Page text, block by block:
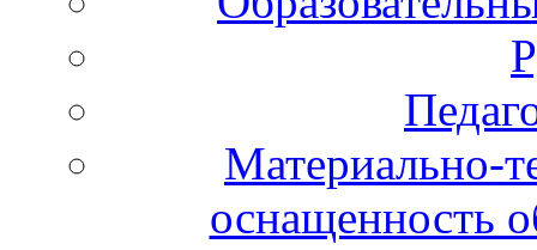
Материально-
оснащенность